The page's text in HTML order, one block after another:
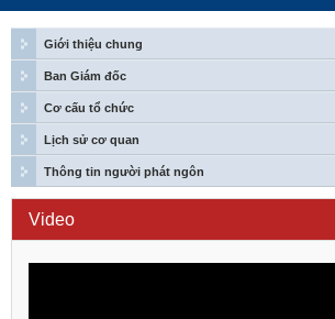
Giới thiệu chung
Ban Giám đốc
Cơ cấu tổ chức
Lịch sử cơ quan
Thông tin người phát ngôn
Video